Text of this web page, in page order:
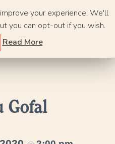
Gofal
your experience. We'll
you can opt-out if you wish.
Read More